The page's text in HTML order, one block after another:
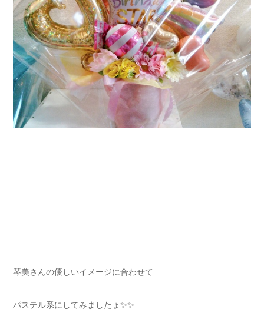
琴美さんの優しいイメージに合わせて
パステル系にしてみましたょ✨✨